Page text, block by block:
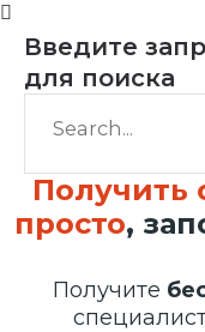
Введите
для поиска
Получить
просто,
Получите